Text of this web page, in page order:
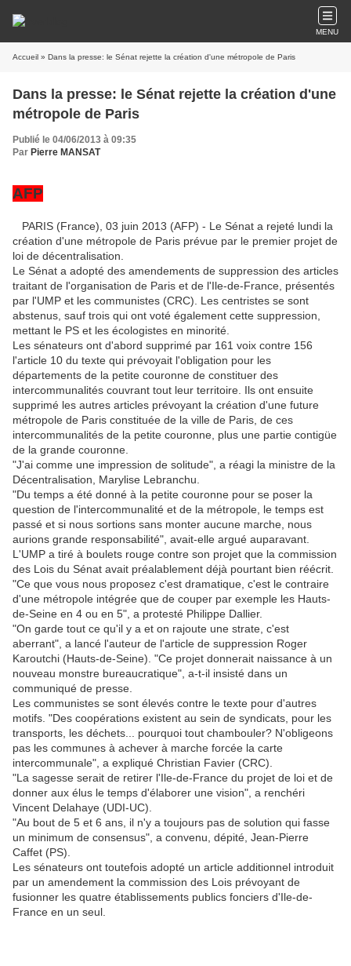
MENU
Accueil » Dans la presse: le Sénat rejette la création d'une métropole de Paris
Dans la presse: le Sénat rejette la création d'une
métropole de Paris
Publié le 04/06/2013 à 09:35
Par Pierre MANSAT
AFP
PARIS (France), 03 juin 2013 (AFP) - Le Sénat a rejeté lundi la
création d'une métropole de Paris prévue par le premier projet de
loi de décentralisation.
Le Sénat a adopté des amendements de suppression des articles
traitant de l'organisation de Paris et de l'Ile-de-France, présentés
par l'UMP et les communistes (CRC). Les centristes se sont
abstenus, sauf trois qui ont voté également cette suppression,
mettant le PS et les écologistes en minorité.
Les sénateurs ont d'abord supprimé par 161 voix contre 156
l'article 10 du texte qui prévoyait l'obligation pour les
départements de la petite couronne de constituer des
intercommunalités couvrant tout leur territoire. Ils ont ensuite
supprimé les autres articles prévoyant la création d'une future
métropole de Paris constituée de la ville de Paris, de ces
intercommunalités de la petite couronne, plus une partie contigüe
de la grande couronne.
"J'ai comme une impression de solitude", a réagi la ministre de la
Décentralisation, Marylise Lebranchu.
"Du temps a été donné à la petite couronne pour se poser la
question de l'intercommunalité et de la métropole, le temps est
passé et si nous sortions sans monter aucune marche, nous
aurions grande responsabilité", avait-elle argué auparavant.
L'UMP a tiré à boulets rouge contre son projet que la commission
des Lois du Sénat avait préalablement déjà pourtant bien réécrit.
"Ce que vous nous proposez c'est dramatique, c'est le contraire
d'une métropole intégrée que de couper par exemple les Hauts-
de-Seine en 4 ou en 5", a protesté Philippe Dallier.
"On garde tout ce qu'il y a et on rajoute une strate, c'est
aberrant", a lancé l'auteur de l'article de suppression Roger
Karoutchi (Hauts-de-Seine). "Ce projet donnerait naissance à un
nouveau monstre bureaucratique", a-t-il insisté dans un
communiqué de presse.
Les communistes se sont élevés contre le texte pour d'autres
motifs. "Des coopérations existent au sein de syndicats, pour les
transports, les déchets... pourquoi tout chambouler? N'obligeons
pas les communes à achever à marche forcée la carte
intercommunale", a expliqué Christian Favier (CRC).
"La sagesse serait de retirer l'Ile-de-France du projet de loi et de
donner aux élus le temps d'élaborer une vision", a renchéri
Vincent Delahaye (UDI-UC).
"Au bout de 5 et 6 ans, il n'y a toujours pas de solution qui fasse
un minimum de consensus", a convenu, dépité, Jean-Pierre
Caffet (PS).
Les sénateurs ont toutefois adopté un article additionnel introduit
par un amendement la commission des Lois prévoyant de
fusionner les quatre établissements publics fonciers d'Ile-de-
France en un seul.